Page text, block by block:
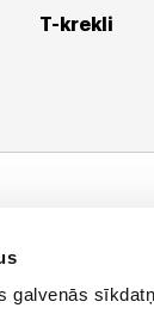
galvenās
T-krekli